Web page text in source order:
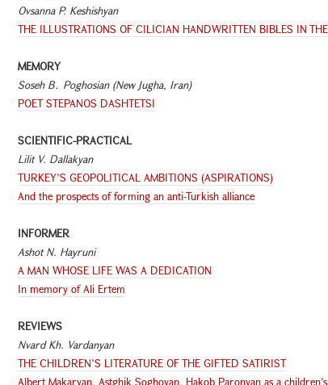
Ovsanna P. Keshishyan
THE ILLUSTRATIONS OF CILICIAN HANDWRITTEN BIBLES IN
MEMORY
Soseh B․ Poghosian (New Jugha, Iran)
POET STEPANOS DASHTETSI
SCIENTIFIC-PRACTICAL
Lilit V. Dallakyan
TURKEY’S GEOPOLITICAL AMBITIONS (ASPIRATIONS)
And the prospects of forming an anti-Turkish alliance
INFORMER
Ashot N. Hayruni
A MAN WHOSE LIFE WAS A DEDICATION
In memory of Ali Ertem
REVIEWS
Nvard Kh. Vardanyan
THE CHILDREN’S LITERATURE OF THE GIFTED SATIRIST
Albert Makaryan, Astghik Soghoyan, Hakob Paronyan as a